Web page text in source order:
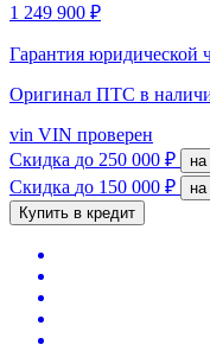
1 249 900 ₽
Гарантия юридической
Оригинал ПТС в
vin VIN проверен
Скидка до 250 000 ₽
Скидка до 150 000 ₽
Купить в кредит